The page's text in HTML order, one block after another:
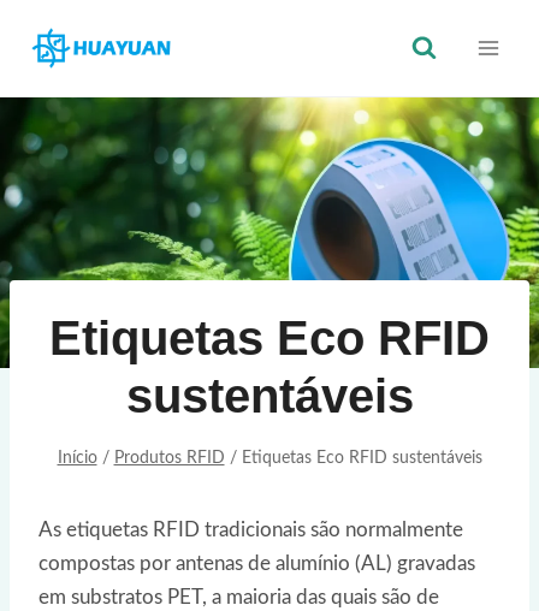
para
conteúdo
Etiquetas Eco RFID
sustentáveis
Início / Produtos RFID / Etiquetas Eco RFID sustentáveis
As etiquetas RFID tradicionais são normalmente
compostas por antenas de alumínio (AL) gravadas
em substratos PET, a maioria das quais são de